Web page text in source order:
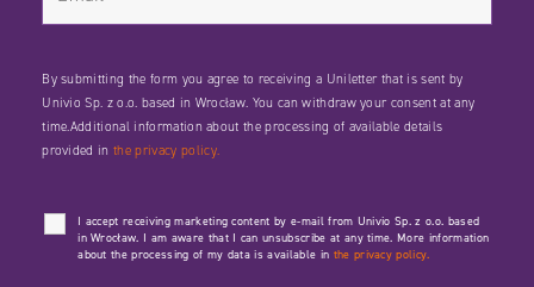
By submitting the form you agree to receiving a Uniletter that is sent by
Univio Sp. z o.o. based in Wrocław. You can withdraw your consent at any
time.Additional information about the processing of available details
provided inthe privacy policy.
I accept receiving marketing content by e-mail from Univio Sp. z o.o. based
in Wrocław. I am aware that I can unsubscribe at any time. More information
about the processing of my data is available in the privacy policy.